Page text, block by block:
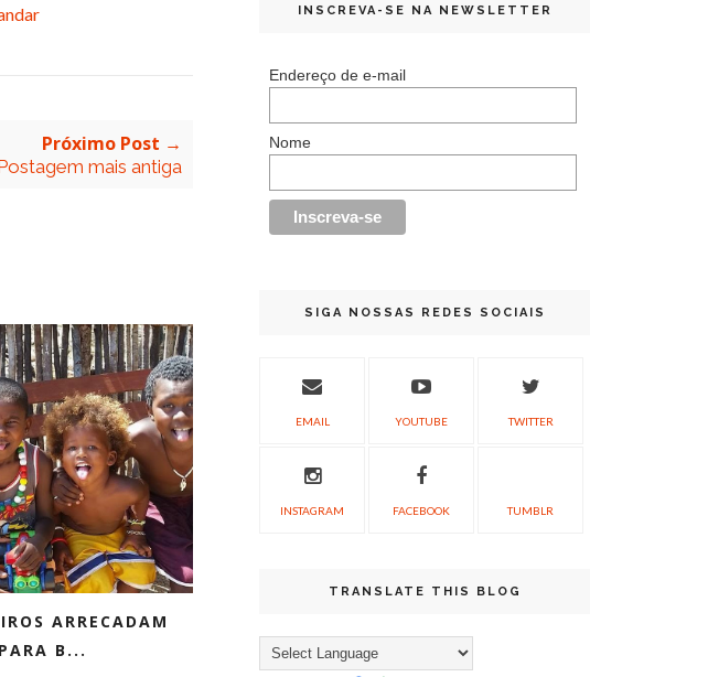
Próximo Post →
mais antiga
ARRECADAM
B...
INSCREVA-SE NA NEWSLETTER
Endereço de e-mail
Nome
SIGA NOSSAS REDES SOCIAIS
EMAIL YOUTUBE TWITTER
INSTAGRAM FACEBOOK TUMBLR
TRANSLATE THIS BLOG